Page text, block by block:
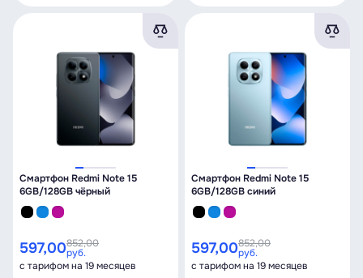
Смартфон Redmi Note 15
6GB/128GB чёрный
597,00852,00
руб.
с тарифом на 19 месяцев
Смартфон Redmi Note 15
6GB/128GB синий
597,00852,00
руб.
с тарифом на 19 месяцев